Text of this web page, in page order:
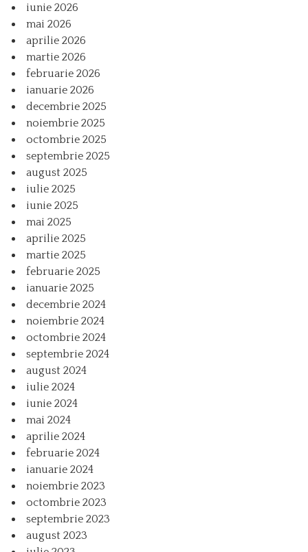
iunie 2026
mai 2026
aprilie 2026
martie 2026
februarie 2026
ianuarie 2026
decembrie 2025
noiembrie 2025
octombrie 2025
septembrie 2025
august 2025
iulie 2025
iunie 2025
mai 2025
aprilie 2025
martie 2025
februarie 2025
ianuarie 2025
decembrie 2024
noiembrie 2024
octombrie 2024
septembrie 2024
august 2024
iulie 2024
iunie 2024
mai 2024
aprilie 2024
februarie 2024
ianuarie 2024
noiembrie 2023
octombrie 2023
septembrie 2023
august 2023